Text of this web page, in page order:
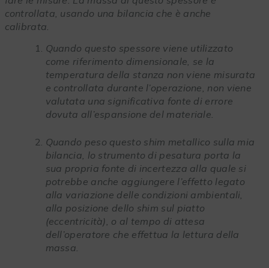
controllata, usando una bilancia che è anche
calibrata.
Quando questo spessore viene utilizzato
come riferimento dimensionale, se la
temperatura della stanza non viene misurata
e controllata durante l’operazione, non viene
valutata una significativa fonte di errore
dovuta all’espansione del materiale.
Quando peso questo shim metallico sulla mia
bilancia, lo strumento di pesatura porta la
sua propria fonte di incertezza alla quale si
potrebbe anche aggiungere l’effetto legato
alla variazione delle condizioni ambientali,
alla posizione dello shim sul piatto
(eccentricità), o al tempo di attesa
dell’operatore che effettua la lettura della
massa.